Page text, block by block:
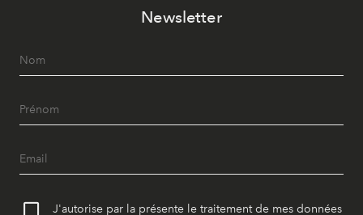
Newsletter
J'autorise par la présente le traitement de mes données